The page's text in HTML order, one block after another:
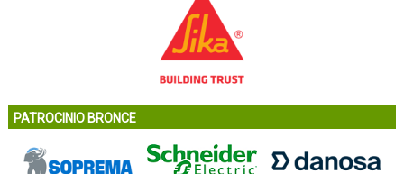
PATROCINIO BRONCE